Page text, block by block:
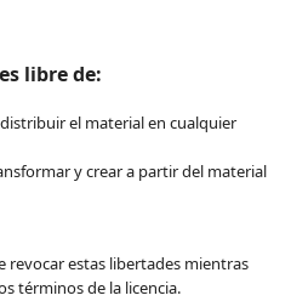
libre de:
el material en cualquier
y crear a partir del material
revocar estas libertades mientras
términos de la licencia.